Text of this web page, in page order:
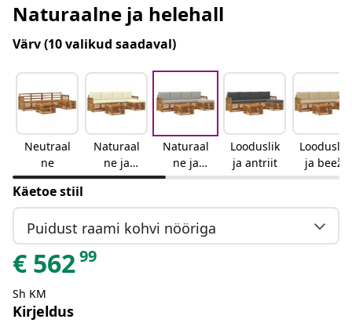
Naturaalne ja helehall
Värv(10 valikud saadaval)
Neutraal
ne
Naturaal
ne ja
kreemjas
Naturaal
ne ja
helehall
Looduslik
ja antriit
Looduslik
ja beež
Käetoe stiil
Puidust raami kohvi nööriga
€ 56299
Sh KM
Kirjeldus